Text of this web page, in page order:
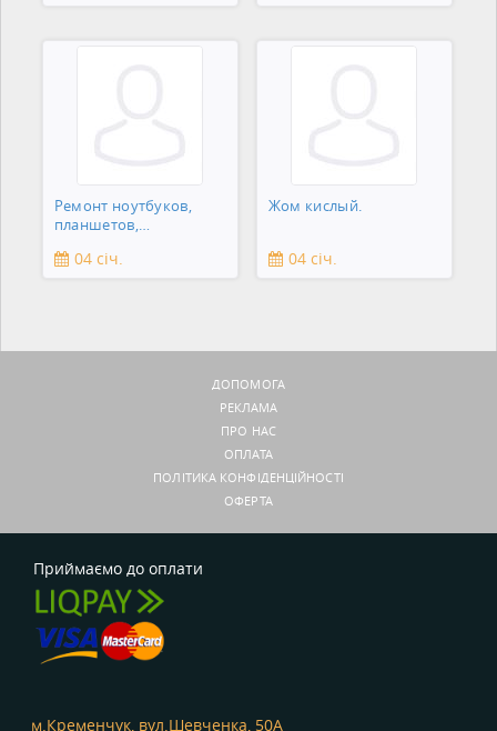
Ремонт ноутбуков,
планшетов,
зеркальны
04 січ.
Жом кислый.
04 січ.
ДОПОМОГА
РЕКЛАМА
ПРО НАС
ОПЛАТА
ПОЛІТИКА КОНФІДЕНЦІЙНОСТІ
ОФЕРТА
Приймаємо до оплати
м.Кременчук, вул.Шевченка, 50А